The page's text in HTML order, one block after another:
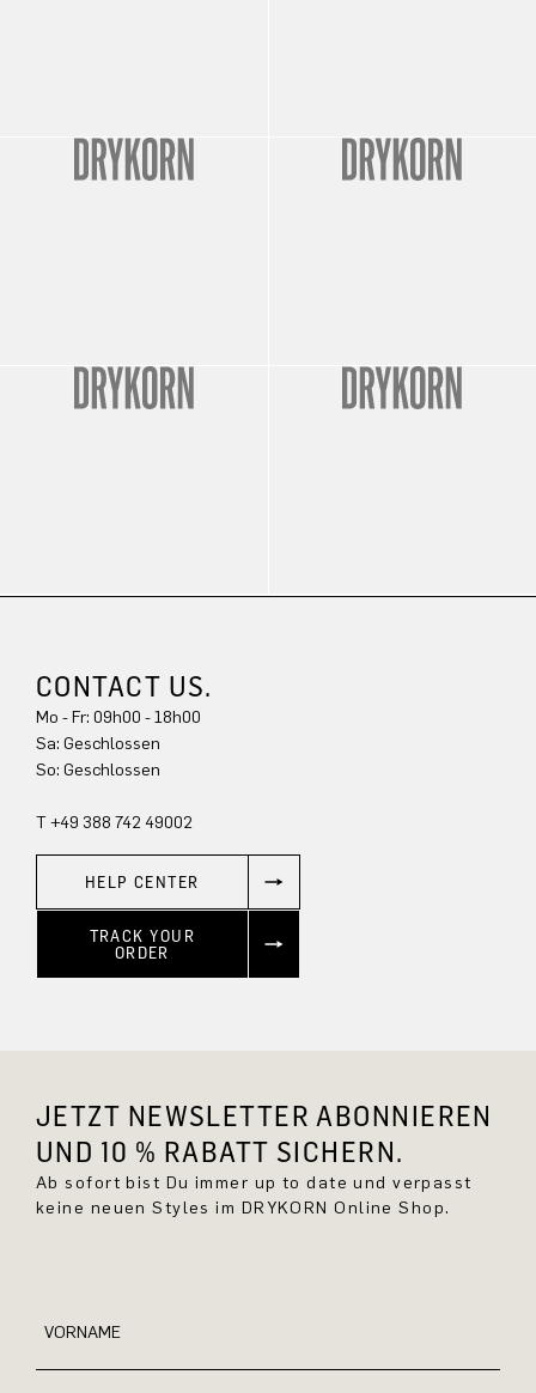
CONTACT US.
Mo - Fr: 09h00 - 18h00
Sa: Geschlossen
So: Geschlossen
T +49 388 742 49002
HELP CENTER
TRACK YOUR
ORDER
JETZT NEWSLETTER ABONNIEREN
UND 10 % RABATT SICHERN.
Ab sofort bist Du immer up to date und verpasst
keine neuen Styles im DRYKORN Online Shop.
VORNAME